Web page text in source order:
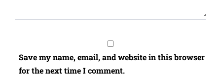
Save my name, email, and website in this browser
for the next time I comment.